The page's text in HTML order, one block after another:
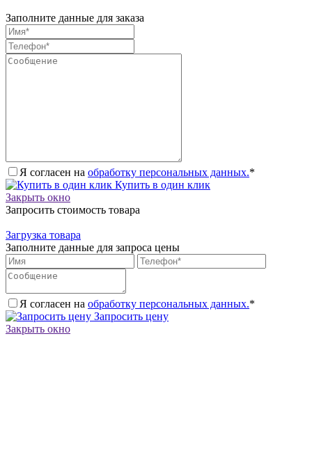
Заполните данные для заказа
Я согласен на обработку персональных данных.*
Купить в один клик
Закрыть окно
Запросить стоимость товара
Загрузка товара
Заполните данные для запроса цены
Я согласен на обработку персональных данных.*
Запросить цену
Закрыть окно